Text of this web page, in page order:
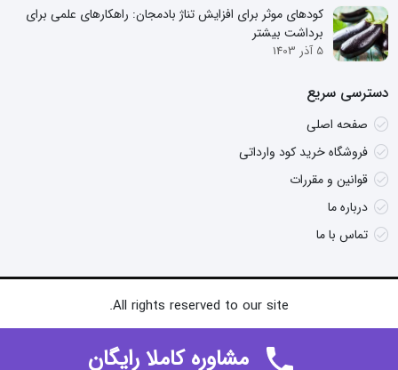
کودهای موثر برای افزایش تناژ بادمجان: راهکارهای علمی برای
برداشت بیشتر
5 آذر 1403
دسترسی سریع
صفحه اصلی
فروشگاه خرید کود وارداتی
قوانین و مقررات
درباره ما
تماس با ما
All rights reserved to our site.
مشاوره کاملا رایگان